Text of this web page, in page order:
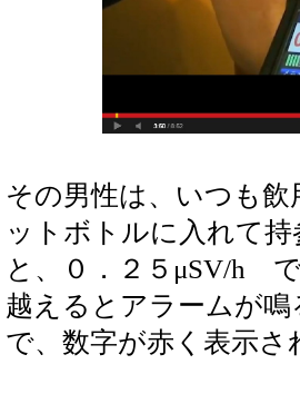
その男性は、いつも
ットボトルに入れて
と、０．２５μSV/h
越えるとアラームが
で、数字が赤く表示